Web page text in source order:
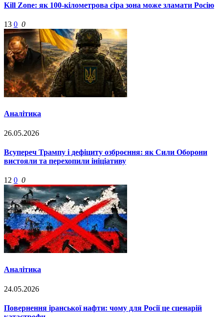
Kill Zone: як 100-кілометрова сіра зона може зламати Росію
13 0 0
Аналітика
26.05.2026
Всупереч Трампу і дефіциту озброєння: як Сили Оборони
вистояли та перехопили ініціативу
12 0 0
Аналітика
24.05.2026
Повернення іранської нафти: чому для Росії це сценарій